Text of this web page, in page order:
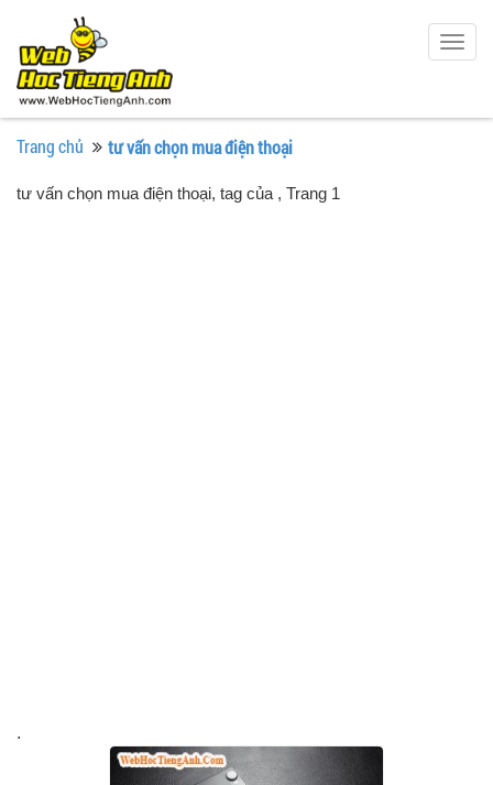
Trang chủ tư vấn chọn mua điện thoại
tư vấn chọn mua điện thoại, tag của , Trang 1
.